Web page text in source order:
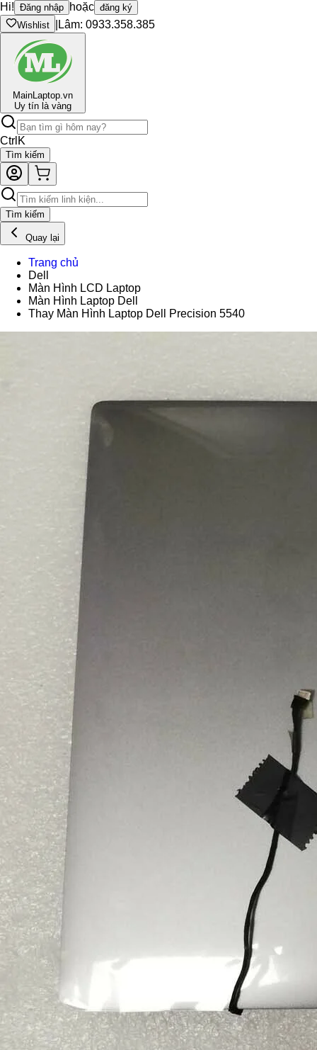
Hi! Đăng nhập hoặc đăng ký
Wishlist
Lâm: 0933.358.385
MainLaptop.vn
Uy tín là vàng
Ctrl K
Tìm kiếm
Tìm kiếm
Quay lại
Trang chủ
Dell
Màn Hình LCD Laptop
Màn Hình Laptop Dell
Thay Màn Hình Laptop Dell Precision 5540